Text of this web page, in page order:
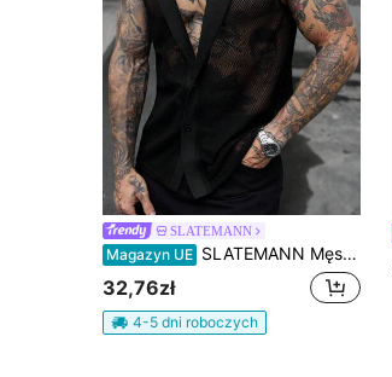
SLATEMANN
Magazyn UE SLATEMANN Męska casualowa koszulka na ramiączkach w jednolitym kolorze z kołnierzem szalowym, wakacyjna
32,76zł
4-5 dni roboczych